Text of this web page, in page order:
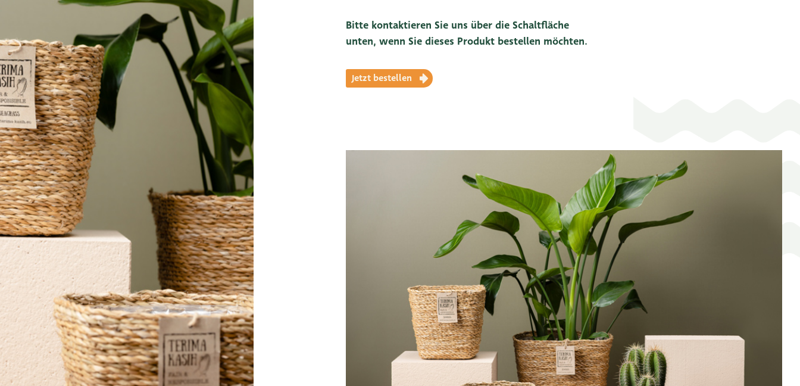
Bitte kontaktieren Sie uns über die Schaltfläche
unten, wenn Sie dieses Produkt bestellen möchten.
Jetzt bestellen